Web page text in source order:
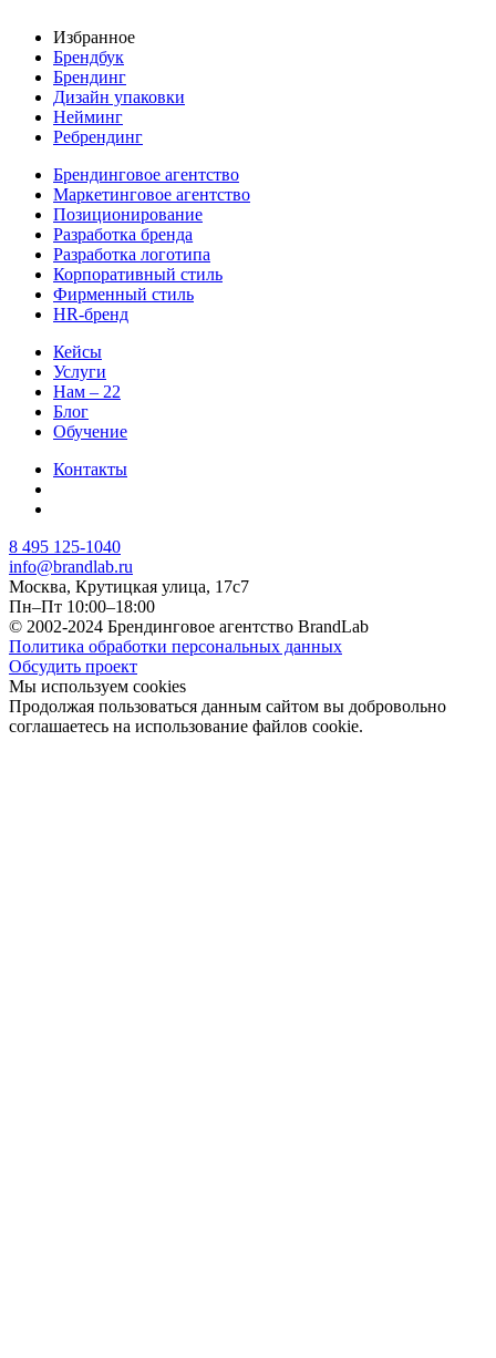
Избранное
Брендбук
Брендинг
Дизайн упаковки
Нейминг
Ребрендинг
Брендинговое агентство
Маркетинговое агентство
Позиционирование
Разработка бренда
Разработка логотипа
Корпоративный стиль
Фирменный стиль
HR-бренд
Кейсы
Услуги
Нам – 22
Блог
Обучение
Контакты
8 495 125-1040
info@brandlab.ru
Москва, Крутицкая улица, 17с7
Пн–Пт 10:00–18:00
© 2002-2024 Брендинговое агентство BrandLab
Политика обработки персональных данных
Обсудить проект
Мы используем cookies
Продолжая пользоваться данным сайтом вы добровольно
соглашаетесь на использование файлов cookie.